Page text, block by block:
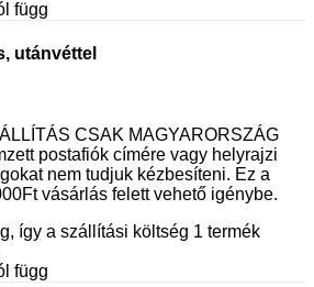
függ
utánvéttel
CSAK MAGYARORSZÁG
postafiók címére vagy helyrajzi
nem tudjuk kézbesíteni. Ez a
vásárlás felett vehető igénybe.
, így a szállítási költség 1 termék
függ